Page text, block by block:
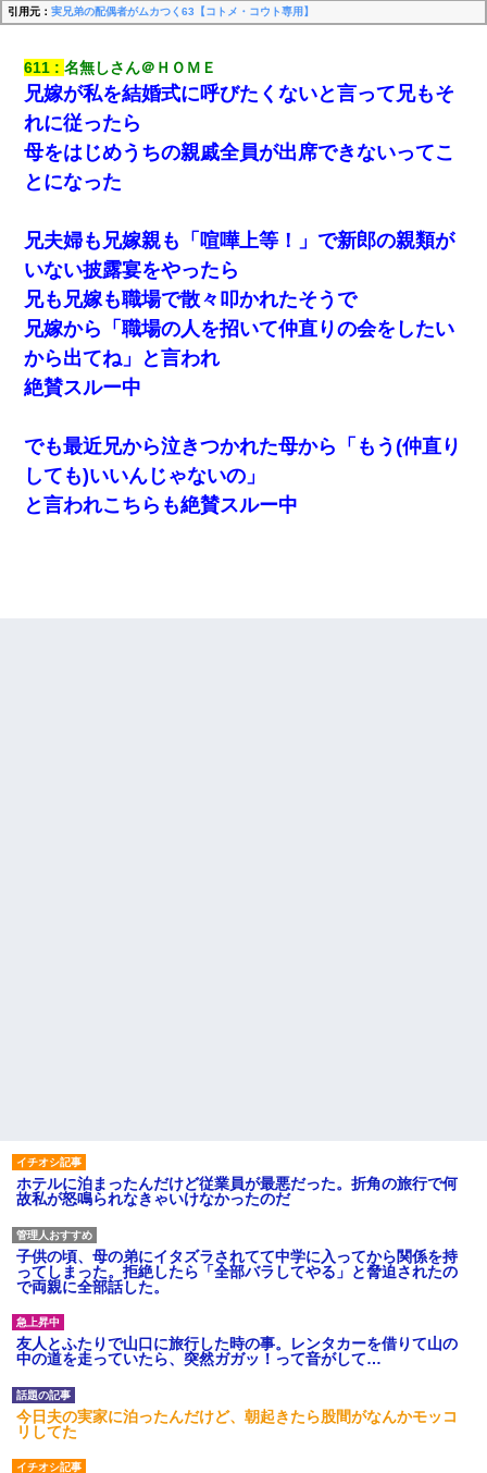
引用元： 実兄弟の配偶者がムカつく63【コトメ・コウト専用】
611 名無しさん＠ＨＯＭＥ
兄嫁が私を結婚式に呼びたくないと言って兄もそ
れに従ったら
母をはじめうちの親戚全員が出席できないってこ
とになった
兄夫婦も兄嫁親も「喧嘩上等！」で新郎の親類が
いない披露宴をやったら
兄も兄嫁も職場で散々叩かれたそうで
兄嫁から「職場の人を招いて仲直りの会をしたい
から出てね」と言われ
絶賛スルー中
でも最近兄から泣きつかれた母から「もう(仲直り
しても)いいんじゃないの」
と言われこちらも絶賛スルー中
ホテルに泊まったんだけど従業員が最悪だった。折角の旅行で何
故私が怒鳴られなきゃいけなかったのだ
子供の頃、母の弟にイタズラされてて中学に入ってから関係を持
ってしまった。拒絶したら「全部バラしてやる」と脅迫されたの
で両親に全部話した。
友人とふたりで山口に旅行した時の事。レンタカーを借りて山の
中の道を走っていたら、突然ガガッ！って音がして…
今日夫の実家に泊ったんだけど、朝起きたら股間がなんかモッコ
リしてた